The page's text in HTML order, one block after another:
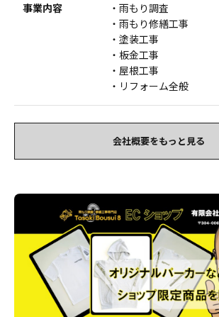
事業内容
雨もり調査
雨もり修繕工事
塗装工事
板金工事
屋根工事
リフォーム全般
会社概要をもっと見る